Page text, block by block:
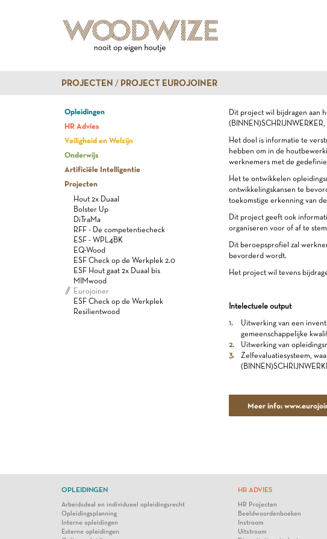
PROJECTEN PROJECT EUROJOINER
Opleidingen
HR Advies
Veiligheid en Welzijn
Onderwijs
Artificiële Intelligentie
Projecten
Hout 2x Duaal
Bolster Up
DiTraMa
RFF - De competentiecheck
ESF - WPL4BK
EQ-Wood
ESF Check op de Werkplek 2.0
ESF Hout gaat 2x Duaal bis
MIMwood
Eurojoiner
ESF Check op de Werkplek
Resilientwood
Dit project wil bijdragen aan
Het doel is informatie te
hebben om in de
werknemers met de
Het te ontwikkelen
ontwikkelingskansen te
toekomstige erkenning van
Dit project geeft ook
organiseren voor of af te
Dit beroepsprofiel zal
bevorderd wordt.
Het project wil tevens
Intelectuele output
Uitwerking van een
gemeenschappelijke
Uitwerking van
Zelfevaluatiesysteem,
Meer info:
OPLEIDINGEN
Arbeidsdeal en individueel opleidingsrecht
Opleidingsplanning
Interne opleidingen
Externe opleidingen
HR ADVIES
HR Projecten
Beeldwoordenboeken
Instroom
Uitstroom